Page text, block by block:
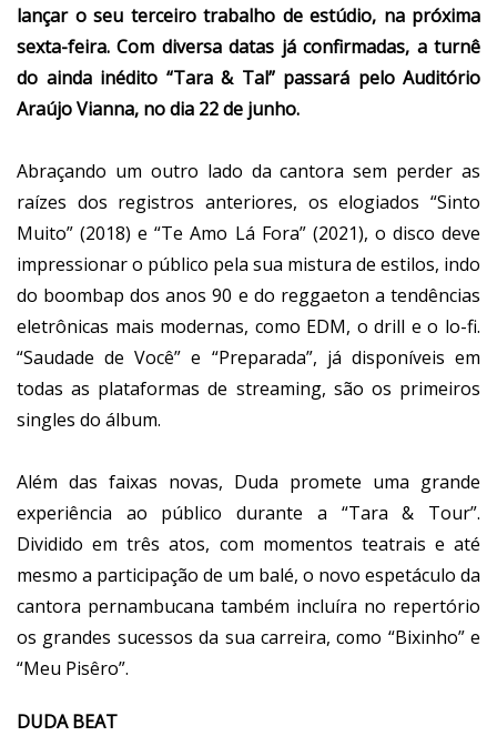
lançar o seu terceiro trabalho de estúdio, na próxima
sexta-feira. Com diversa datas já confirmadas, a turnê
do ainda inédito “Tara & Tal” passará pelo Auditório
Araújo Vianna, no dia 22 de junho.
Abraçando um outro lado da cantora sem perder as
raízes dos registros anteriores, os elogiados “Sinto
Muito” (2018) e “Te Amo Lá Fora” (2021), o disco deve
impressionar o público pela sua mistura de estilos, indo
do boombap dos anos 90 e do reggaeton a tendências
eletrônicas mais modernas, como EDM, o drill e o lo-fi.
“Saudade de Você” e “Preparada”, já disponíveis em
todas as plataformas de streaming, são os primeiros
singles do álbum.
Além das faixas novas, Duda promete uma grande
experiência ao público durante a “Tara & Tour”.
Dividido em três atos, com momentos teatrais e até
mesmo a participação de um balé, o novo espetáculo da
cantora pernambucana também incluíra no repertório
os grandes sucessos da sua carreira, como “Bixinho” e
“Meu Pisêro”.
DUDA BEAT